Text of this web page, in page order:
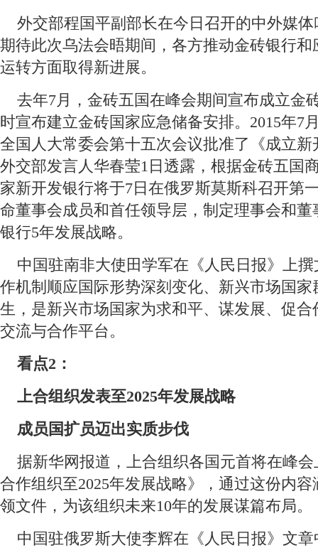
外交部程国平副部长在今日召开的中外媒体
期待此次乌法会晤期间，各方推动金砖银行
运转方面取得新进展。
去年7月，金砖五国在峰会期间宣布成立金
时宣布建立金砖国家应急储备安排。2015年7
全国人大常委会第十五次会议批准了《成立
外交部发言人华春莹1日透露，根据金砖五国
家新开发银行将于7日在俄罗斯莫斯科召开第
命董事会成员和首任领导层，制定理事会和
银行5年发展战略。
中国驻南非大使田学军在《人民日报》上撰
作机制顺应国际形势深刻变化、新兴市场国
生，是新兴市场国家为求和平、谋发展、促
交流与合作平台。
看点2：
上合组织发表至2025年发展战略
成员国扩员迈出实质步伐
据新华网报道，上合组织各国元首将在峰会
合作组织至2025年发展战略》，通过这份内
领文件，为该组织未来10年的发展谋篇布局。
中国驻俄罗斯大使李辉在《人民日报》文章